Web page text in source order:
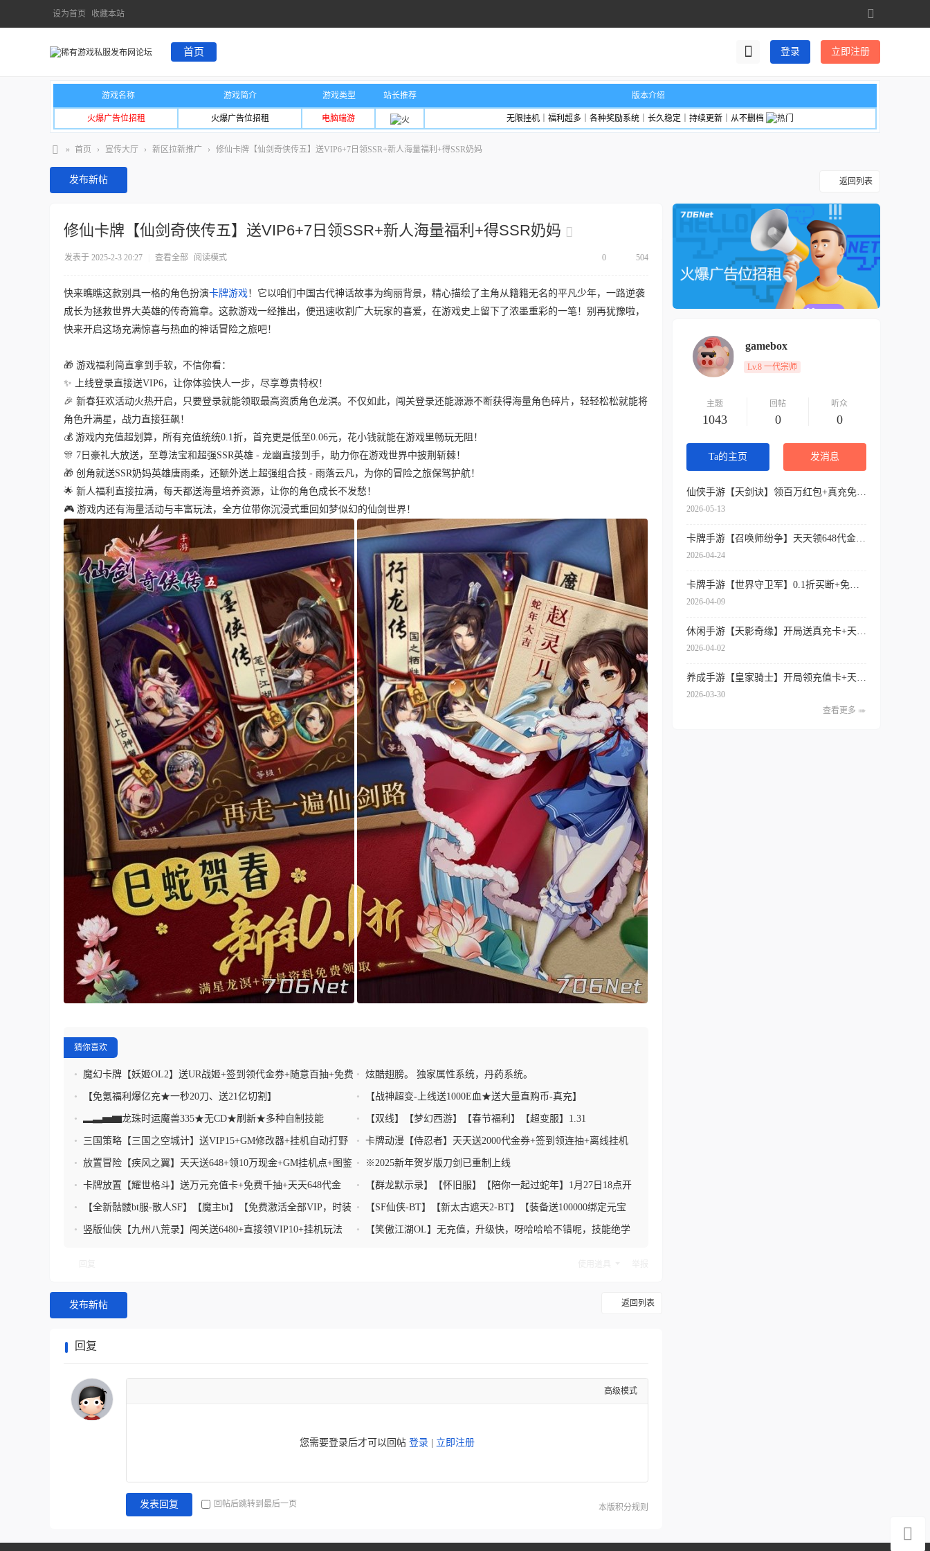
设为首页 收藏本站
切
换
到
宽
首页 登录 立即注册
游戏名称 游戏简介 游戏类型 站长推荐 版本介绍
火爆广告位招租 火爆广告位招租 电脑端游 无限挂机｜福利超多｜各种奖励系统｜长久稳定｜持续更新｜从不删档
» 首页 › 宣传大厅 › 新区拉新推广 › 修仙卡牌【仙剑奇侠传五】送VIP6+7日领SSR+新人海量福利+得SSR奶妈
返回列表
发布新帖
修仙卡牌【仙剑奇侠传五】送VIP6+7日领SSR+新人海量福利+得SSR奶妈
504
0
发表于 2025-2-3 20:27 查看全部 阅读模式
快来瞧瞧这款别具一格的角色扮演卡牌游戏！它以咱们中国古代神话故事为绚丽背景，精心描绘了主角从籍籍无名的平凡少年，一路逆袭
成长为拯救世界大英雄的传奇篇章。这款游戏一经推出，便迅速收割广大玩家的喜爱，在游戏史上留下了浓墨重彩的一笔！别再犹豫啦，
快来开启这场充满惊喜与热血的神话冒险之旅吧！
🎁 游戏福利简直拿到手软，不信你看：
✨ 上线登录直接送VIP6，让你体验快人一步，尽享尊贵特权！
🎉 新春狂欢活动火热开启，只要登录就能领取最高资质角色龙溟。不仅如此，闯关登录还能源源不断获得海量角色碎片，轻轻松松就能将
角色升满星，战力直接狂飙！
💰 游戏内充值超划算，所有充值统统0.1折，首充更是低至0.06元，花小钱就能在游戏里畅玩无阻！
🎊 7日豪礼大放送，至尊法宝和超强SSR英雄 - 龙幽直接到手，助力你在游戏世界中披荆斩棘！
🎁 创角就送SSR奶妈英雄唐雨柔，还额外送上超强组合技 - 雨落云凡，为你的冒险之旅保驾护航！
🌟 新人福利直接拉满，每天都送海量培养资源，让你的角色成长不发愁！
🎮 游戏内还有海量活动与丰富玩法，全方位带你沉浸式重回如梦似幻的仙剑世界！
猜你喜欢
•
魔幻卡牌【妖姬OL2】送UR战姬+签到领代金券+随意百抽+免费
海量福利
• 炫酷翅膀。 独家属性系统，丹药系统。
• 【免氪福利爆亿充★一秒20刀、送21亿切割】 • 【战神超变-上线送1000E血★送大量直购币-真充】
• ▂▃▅▆龙珠时运魔兽335★无CD★刷新★多种自制技能
▆▅▃▂
• 【双线】【梦幻西游】【春节福利】【超变服】1.31
•
三国策略【三国之空城计】送VIP15+GM修改器+挂机自动打野
+各种全自动+0.1折福利
• 卡牌动漫【侍忍者】天天送2000代金券+签到领连抽+离线挂机
+新服豪礼
• 放置冒险【疾风之翼】天天送648+领10万现金+GM挂机点+图鉴
拿千抽
• ※2025新年贺岁版刀剑已重制上线
• 卡牌放置【耀世格斗】送万元充值卡+免费千抽+天天648代金 •
【群龙默示录】【怀旧服】【陪你一起过蛇年】1月27日18点开
启
•
【全新骷髅bt服-散人SF】【魔主bt】【免费激活全部VIP，时装
+爆一身神装】
•
【SF仙侠-BT】【新太古遮天2-BT】【装备送100000绑定元宝
+等级大礼包】
•
竖版仙侠【九州八荒录】闯关送6480+直接领VIP10+挂机玩法
•
【笑傲江湖OL】无充值，升级快，呀哈哈哈不错呢，技能绝学
返回列表
发布新帖
回复
高级模式
您需要登录后才可以回帖 登录 立即注册
本版积分规则
发表回复 回帖后跳转到最后一页
gamebox
Lv.8 一代宗师
主题
1043
回帖
0
听众
0
Ta的主页 发消息
2026-05-13
2026-04-24
2026-04-09
2026-04-02
2026-03-30
查看更多